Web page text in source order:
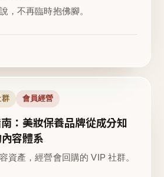
，不再臨時抱佛腳。
群 會員經營
：美妝保養品牌從成分知
容體系
資產，經營會回購的 VIP 社群。